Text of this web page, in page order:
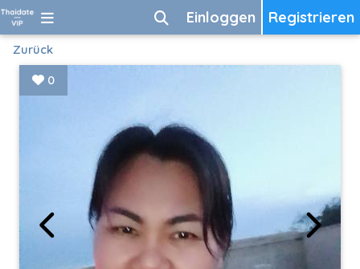
Registrieren
Einloggen
Zurück
0